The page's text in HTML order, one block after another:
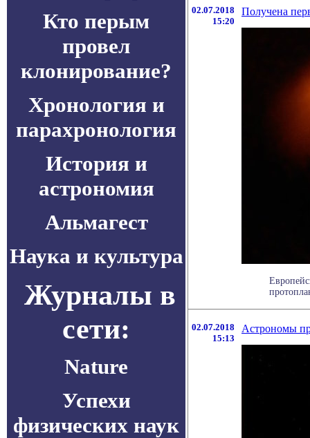
Кто перым
провел
клонирование?
Хронология и
парахронология
История и
астрономия
Альмагест
Наука и культура
Журналы в
сети:
Nature
Успехи
физических наук
02.07.2018
15:20
Получена
02.07.2018
15:13
Астрономы